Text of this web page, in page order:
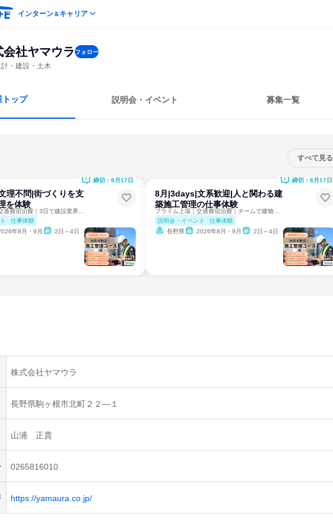
インターン＆キャリア
会社ヤマウラフォロー
・建設・土木
トップ 説明会・イベント 募集一覧
すべて見る
理不問|街づくりを支
を体験
仕事体験
年8月・9月 2日～4日
締切：8月17日
8月|3days|文系歓迎|人と関わる建
築施工管理の仕事体験
説明会・イベント
仕事体験
長野県
2026年8月・9月 2日～4日
締切：8月17日
株式会社ヤマウラ
長野県駒ヶ根市北町２２―１
山浦 正貴
0265816010
https://yamaura.co.jp/